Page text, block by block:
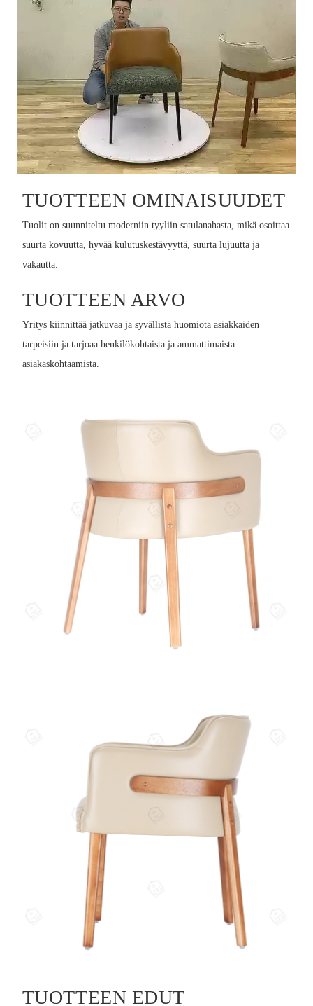
TUOTTEEN OMINAISUUDET
Tuolit on suunniteltu moderniin tyyliin satulanahasta, mikä osoittaa
suurta kovuutta, hyvää kulutuskestävyyttä, suurta lujuutta ja
vakautta.
TUOTTEEN ARVO
Yritys kiinnittää jatkuvaa ja syvällistä huomiota asiakkaiden
tarpeisiin ja tarjoaa henkilökohtaista ja ammattimaista
asiakaskohtaamista.
TUOTTEEN EDUT